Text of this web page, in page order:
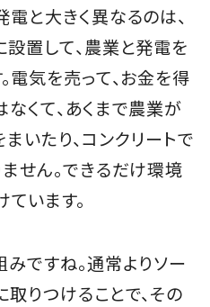
と大きく異なるのは、
置して、農業と発電を
電気を売って、お金を得
くて、あくまで農業が
いたり、コンクリートで
せん。できるだけ環境
います。
ですね。通常よりソー
りつけることで、その